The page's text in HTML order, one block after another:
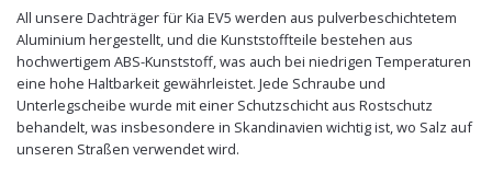
All unsere Dachträger für Kia EV5 werden aus pulverbeschichtetem
Aluminium hergestellt, und die Kunststoffteile bestehen aus
hochwertigem ABS-Kunststoff, was auch bei niedrigen Temperaturen
eine hohe Haltbarkeit gewährleistet. Jede Schraube und
Unterlegscheibe wurde mit einer Schutzschicht aus Rostschutz
behandelt, was insbesondere in Skandinavien wichtig ist, wo Salz auf
unseren Straßen verwendet wird.